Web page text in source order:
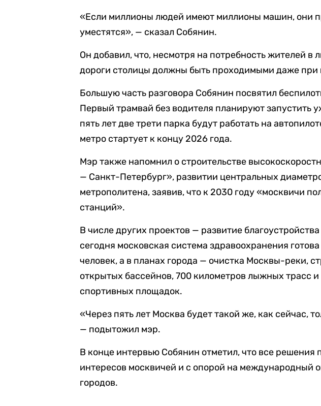
«Если миллионы людей имеют миллионы машин, они
уместятся», — сказал Собянин.
Он добавил, что, несмотря на потребность жителей в
дороги столицы должны быть проходимыми даже при
Большую часть разговора Собянин посвятил
Первый трамвай без водителя планируют запустить
пять лет две трети парка будут работать на
метро стартует к концу 2026 года.
Мэр также напомнил о строительстве
— Санкт-Петербург», развитии центральных
метрополитена, заявив, что к 2030 году «москвичи
станций».
В числе других проектов — развитие
сегодня московская система здравоохранения
человек, а в планах города — очистка Москвы-реки,
открытых бассейнов, 700 километров лыжных трасс
спортивных площадок.
«Через пять лет Москва будет такой же, как сейчас,
— подытожил мэр.
В конце интервью Собянин отметил, что все решения
интересов москвичей и с опорой на международный
городов.